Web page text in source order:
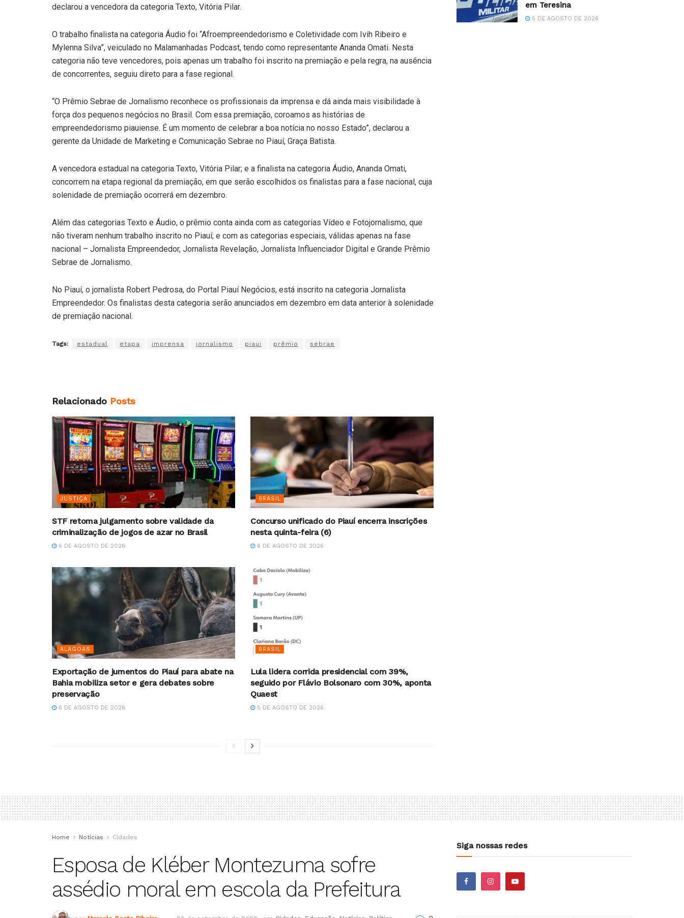
declarou a vencedora da categoria Texto, Vitória Pilar.
O trabalho finalista na categoria Áudio foi “Afroempreendedorismo e Coletividade com Ivih Ribeiro e
Mylenna Silva”, veiculado no Malamanhadas Podcast, tendo como representante Ananda Omati. Nesta
categoria não teve vencedores, pois apenas um trabalho foi inscrito na premiação e pela regra, na ausência
de concorrentes, seguiu direto para a fase regional.
“O Prêmio Sebrae de Jornalismo reconhece os profissionais da imprensa e dá ainda mais visibilidade à
força dos pequenos negócios no Brasil. Com essa premiação, coroamos as histórias de
empreendedorismo piauiense. É um momento de celebrar a boa notícia no nosso Estado”, declarou a
gerente da Unidade de Marketing e Comunicação Sebrae no Piauí, Graça Batista.
A vencedora estadual na categoria Texto, Vitória Pilar; e a finalista na categoria Áudio, Ananda Omati,
concorrem na etapa regional da premiação, em que serão escolhidos os finalistas para a fase nacional, cuja
solenidade de premiação ocorrerá em dezembro.
Além das categorias Texto e Áudio, o prêmio conta ainda com as categorias Vídeo e Fotojornalismo, que
não tiveram nenhum trabalho inscrito no Piauí; e com as categorias especiais, válidas apenas na fase
nacional – Jornalista Empreendedor, Jornalista Revelação, Jornalista Influenciador Digital e Grande Prêmio
Sebrae de Jornalismo.
No Piauí, o jornalista Robert Pedrosa, do Portal Piauí Negócios, está inscrito na categoria Jornalista
Empreendedor. Os finalistas desta categoria serão anunciados em dezembro em data anterior à solenidade
de premiação nacional.
Tags: estadual etapa imprensa jornalismo piaui prêmio sebrae
Relacionado Posts
JUSTIÇA
STF retoma julgamento sobre validade da
criminalização de jogos de azar no Brasil
6 DE AGOSTO DE 2026
BRASIL
Concurso unificado do Piauí encerra inscrições
nesta quinta-feira (6)
6 DE AGOSTO DE 2026
ALAGOAS
Exportação de jumentos do Piauí para abate na
Bahia mobiliza setor e gera debates sobre
preservação
6 DE AGOSTO DE 2026
BRASIL
Lula lidera corrida presidencial com 39%,
seguido por Flávio Bolsonaro com 30%, aponta
Quaest
5 DE AGOSTO DE 2026
em Teresina
5 DE AGOSTO DE 2026
Home Notícias Cidades
Esposa de Kléber Montezuma sofre
assédio moral em escola da Prefeitura
Siga nossas redes